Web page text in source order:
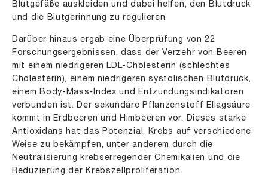
Blutgefäße auskleiden und dabei helfen, den Blutdruck
und die Blutgerinnung zu regulieren.
Darüber hinaus ergab eine Überprüfung von 22
Forschungsergebnissen, dass der Verzehr von Beeren
mit einem niedrigeren LDL-Cholesterin (schlechtes
Cholesterin), einem niedrigeren systolischen Blutdruck,
einem Body-Mass-Index und Entzündungsindikatoren
verbunden ist. Der sekundäre Pflanzenstoff Ellagsäure
kommt in Erdbeeren und Himbeeren vor. Dieses starke
Antioxidans hat das Potenzial, Krebs auf verschiedene
Weise zu bekämpfen, unter anderem durch die
Neutralisierung krebserregender Chemikalien und die
Reduzierung der Krebszellproliferation.